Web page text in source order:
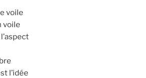
voile
voile
l’idée